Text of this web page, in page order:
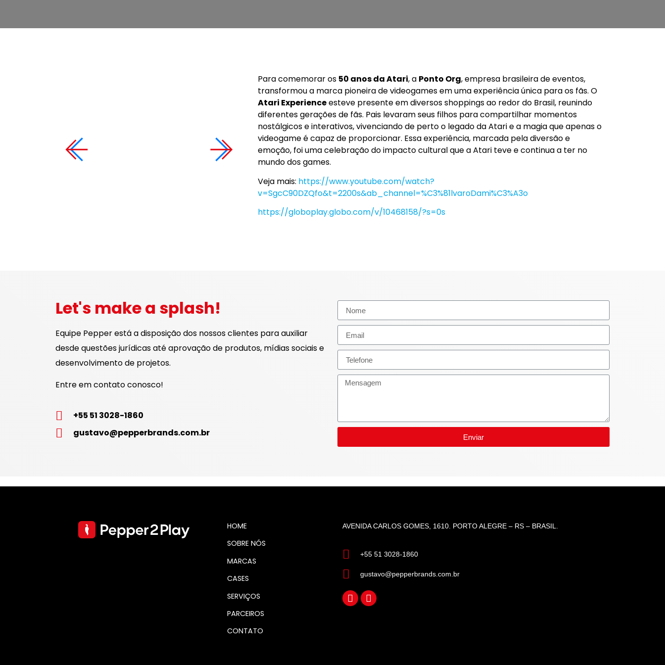
Para comemorar os 50 anos da Atari, a Ponto Org, empresa brasileira de eventos,
transformou a marca pioneira de videogames em uma experiência única para os fãs. O
Atari Experienceesteve presente em diversos shoppings ao redor do Brasil, reunindo
diferentes gerações de fãs. Pais levaram seus filhos para compartilhar momentos
nostálgicos e interativos, vivenciando de perto o legado da Atari e a magia que apenas o
videogame é capaz de proporcionar. Essa experiência, marcada pela diversão e
emoção, foi uma celebração do impacto cultural que a Atari teve e continua a ter no
mundo dos games.
Veja mais: https://www.youtube.com/watch?
v=SgcC90DZQfo&t=2200s&ab_channel=%C3%81lvaroDami%C3%A3o
https://globoplay.globo.com/v/10468158/?s=0s
Let's make a splash!
Equipe Pepper está a disposição dos nossos clientes para auxiliar
desde questões jurídicas até aprovação de produtos, mídias sociais e
desenvolvimento de projetos.
Entre em contato conosco!
+55 51 3028-1860
gustavo@pepperbrands.com.br
Enviar
HOME
SOBRE NÓS
MARCAS
CASES
SERVIÇOS
PARCEIROS
CONTATO
AVENIDA CARLOS GOMES, 1610. PORTO ALEGRE – RS – BRASIL.
+55 51 3028-1860
gustavo@pepperbrands.com.br